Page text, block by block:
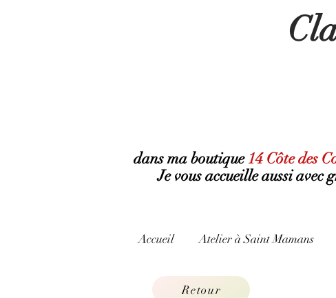
dans ma boutique14 Côte des
Je vous accueille aussi
Accueil Atelier à Saint Mamans
Retour